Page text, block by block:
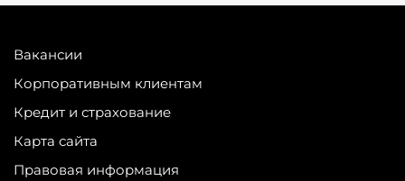
Вакансии
Корпоративным клиентам
Кредит и страхование
Карта сайта
Правовая информация